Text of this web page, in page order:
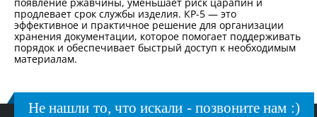
появление ржавчины, уменьшает риск царапин и
продлевает срок службы изделия. КР-5 — это
эффективное и практичное решение для организации
хранения документации, которое помогает поддерживать
порядок и обеспечивает быстрый доступ к необходимым
материалам.
Не нашли то, что искали - позвоните нам :)